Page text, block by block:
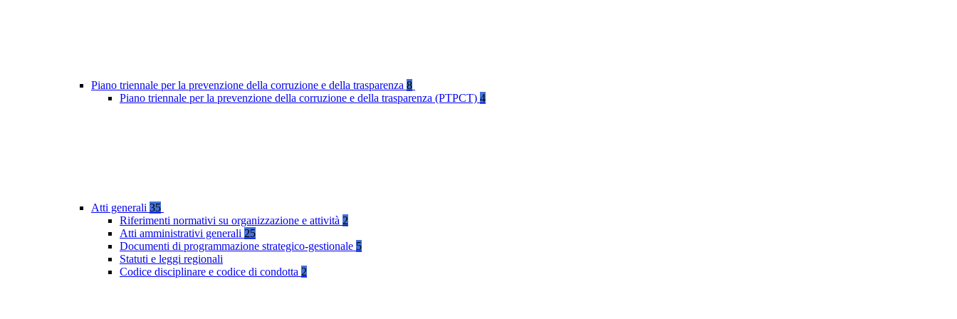
Piano triennale per la prevenzione della corruzione e della trasparenza 8
Piano triennale per la prevenzione della corruzione e della trasparenza (PTPCT) 4
Atti generali 35
Riferimenti normativi su organizzazione e attività 2
Atti amministrativi generali 25
Documenti di programmazione strategico-gestionale 5
Statuti e leggi regionali
Codice disciplinare e codice di condotta 2